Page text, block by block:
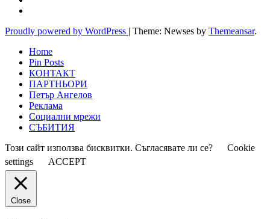
Proudly powered by WordPress | Theme: Newses by Themeansar.
Home
Pin Posts
КОНТАКТ
ПАРТНЬОРИ
Петър Ангелов
Реклама
Социални мрежи
СЪБИТИЯ
Този сайт използва бисквитки. Съгласявате ли се?
Cookie
settings
ACCEPT
Close